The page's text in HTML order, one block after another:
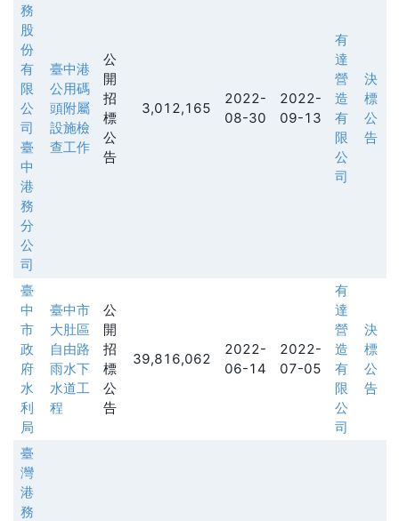
務
股
份
有
限
公
司
臺
中
港
務
分
公
司
臺中港
公用碼
頭附屬
設施檢
查工作
公
開
招
標
公
告
3,012,165
2022-
08-30
2022-
09-13
有
達
營
造
有
限
公
司
決
標
公
告
臺
中
市
政
府
水
利
局
臺中市
大肚區
自由路
雨水下
水道工
程
公
開
招
標
公
告
39,816,062
2022-
06-14
2022-
07-05
有
達
營
造
有
限
公
司
決
標
公
告
臺
灣
港
務